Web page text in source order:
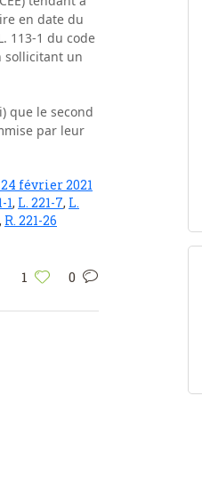
en date du
113-1 du code
sollicitant un
que le second
par leur
février 2021
1, L. 221-7, L.
, R. 221-26
1 0